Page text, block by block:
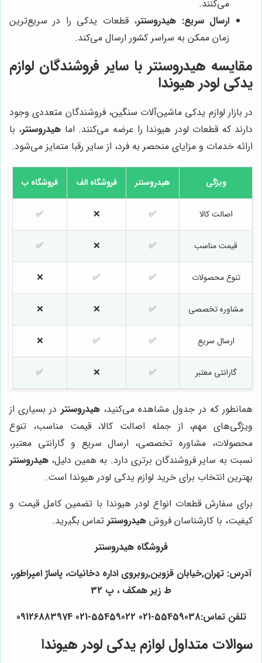
می‌کنند.
ارسال سریع: هیدروسنتر، قطعات یدکی را در سریع‌ترین
زمان ممکن به سراسر کشور ارسال می‌کند.
مقایسه هیدروسنتر با سایر فروشندگان لوازم
یدکی لودر هیوندا
در بازار لوازم یدکی ماشین‌آلات سنگین، فروشندگان متعددی وجود
دارند که قطعات لودر هیوندا را عرضه می‌کنند. اما هیدروسنتر، با
ارائه خدمات و مزایای منحصر به فرد، از سایر رقبا متمایز می‌شود.
ویژگی هیدروسنتر فروشگاه الف فروشگاه ب
اصالت کالا ✅
❌
✅
قیمت مناسب ✅
❌
✅
تنوع محصولات ✅
✅
❌
مشاوره تخصصی ✅
❌
❌
ارسال سریع ✅
✅
❌
گارانتی معتبر ✅
❌
✅
همانطور که در جدول مشاهده می‌کنید،هیدروسنتر در بسیاری از
ویژگی‌های مهم، از جمله اصالت کالا، قیمت مناسب، تنوع
محصولات، مشاوره تخصصی، ارسال سریع و گارانتی معتبر،
نسبت به سایر فروشندگان برتری دارد. به همین دلیل، هیدروسنتر
بهترین انتخاب برای خرید لوازم یدکی لودر هیوندا است.
برای سفارش قطعات انواع لودر هیوندا با تضمین کامل قیمت و
کیفیت، با کارشناسان فروش هیدروسنتر تماس بگیرید.
فروشگاه هیدروسنتر
آدرس: تهران,خیابان قزوین,روبروی اداره دخانیات، پاساژ امپراطور،
ط زیر همکف ، پ 32
تلفن تماس:55459038-021 55459022-021 09126883974
سوالات متداول لوازم یدکی لودر هیوندا